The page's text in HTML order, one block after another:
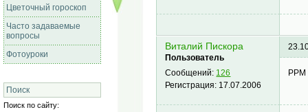
Цветочный гороскоп
Часто задаваемые
вопросы
Фотоуроки
Поиск
Поиск по сайту:
Виталий Пискора
Пользователь
Сообщений: 126
Регистрация: 17.07.2006